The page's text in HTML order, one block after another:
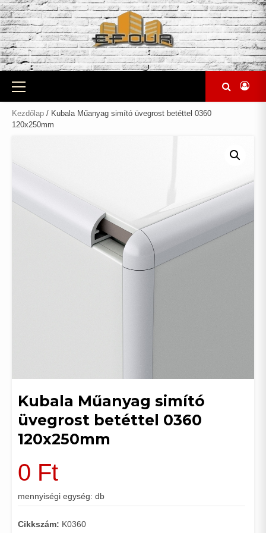
Skip
to
content
Primary
Menu
Kezdőlap / Kubala Műanyag simító üvegrost betéttel 0360
120x250mm
Kubala Műanyag simító
üvegrost betéttel 0360
120x250mm
0 Ft
mennyiségi egység: db
Cikkszám: K0360